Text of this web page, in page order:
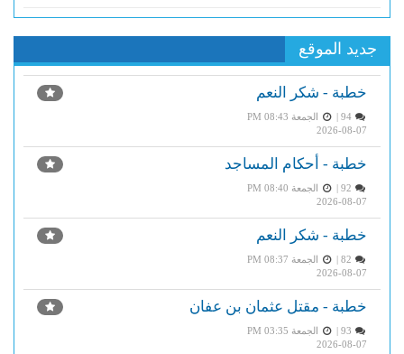
جديد الموقع
خطبة - شكر النعم
94 |
الجمعة PM 08:43
2026-08-07
خطبة - أحكام المساجد
الجمعة PM 08:40
2026-08-07
خطبة - شكر النعم
الجمعة PM 08:37
2026-08-07
خطبة - مقتل عثمان بن عفان
الجمعة PM 03:35
2026-08-07